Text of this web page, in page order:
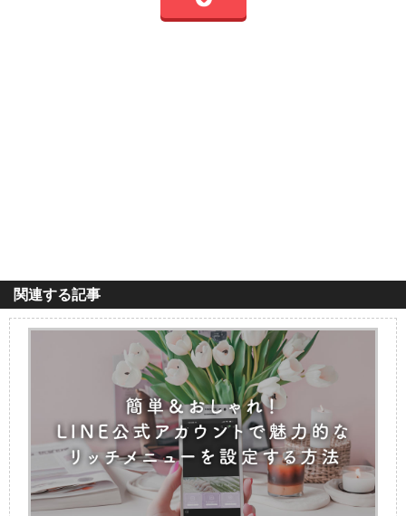
関連する記事